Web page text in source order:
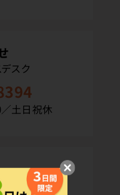
スク
土日祝休